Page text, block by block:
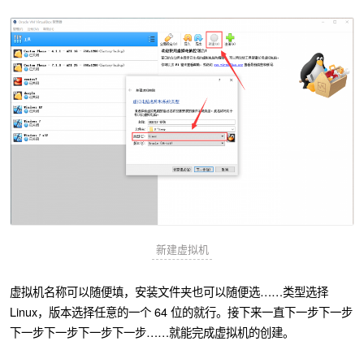
新建虚拟机
虚拟机名称可以随便填，安装文件夹也可以随便选……类型选择
Linux，版本选择任意的一个 64 位的就行。接下来一直下一步下一步
下一步下一步下一步下一步……就能完成虚拟机的创建。